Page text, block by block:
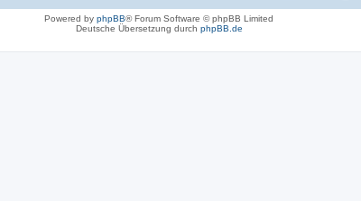
Powered by phpBB® Forum Software © phpBB Limited
Deutsche Übersetzung durch phpBB.de